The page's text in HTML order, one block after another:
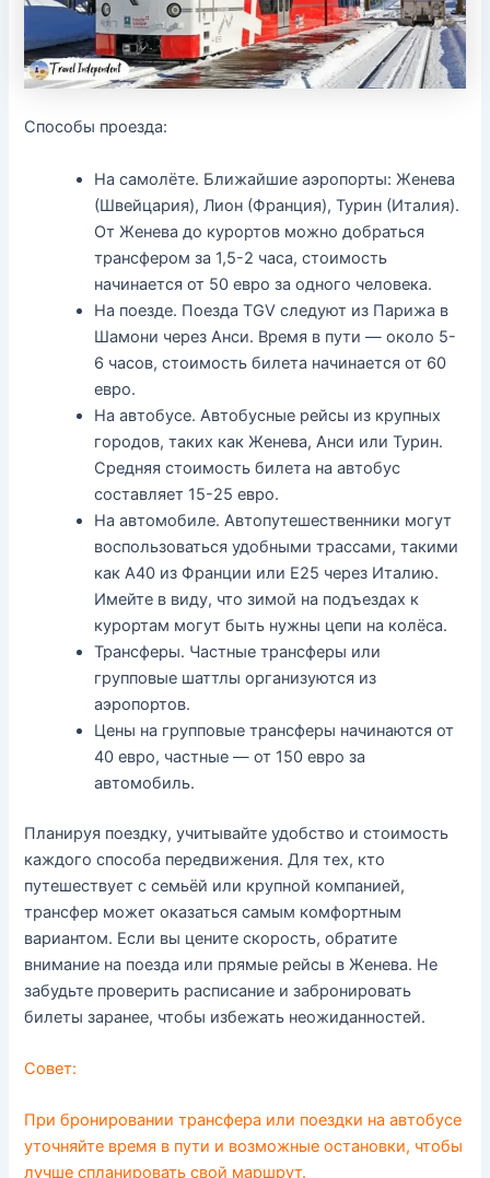
Способы проезда:
На самолёте. Ближайшие аэропорты: Женева
(Швейцария), Лион (Франция), Турин (Италия).
От Женева до курортов можно добраться
трансфером за 1,5-2 часа, стоимость
начинается от 50 евро за одного человека.
На поезде. Поезда TGV следуют из Парижа в
Шамони через Анси. Время в пути — около 5-
6 часов, стоимость билета начинается от 60
евро.
На автобусе. Автобусные рейсы из крупных
городов, таких как Женева, Анси или Турин.
Средняя стоимость билета на автобус
составляет 15-25 евро.
На автомобиле. Автопутешественники могут
воспользоваться удобными трассами, такими
как A40 из Франции или E25 через Италию.
Имейте в виду, что зимой на подъездах к
курортам могут быть нужны цепи на колёса.
Трансферы. Частные трансферы или
групповые шаттлы организуются из
аэропортов.
Цены на групповые трансферы начинаются от
40 евро, частные — от 150 евро за
автомобиль.
Планируя поездку, учитывайте удобство и стоимость
каждого способа передвижения. Для тех, кто
путешествует с семьёй или крупной компанией,
трансфер может оказаться самым комфортным
вариантом. Если вы цените скорость, обратите
внимание на поезда или прямые рейсы в Женева. Не
забудьте проверить расписание и забронировать
билеты заранее, чтобы избежать неожиданностей.
Совет:
При бронировании трансфера или поездки на автобусе
уточняйте время в пути и возможные остановки, чтобы
лучше спланировать свой маршрут.